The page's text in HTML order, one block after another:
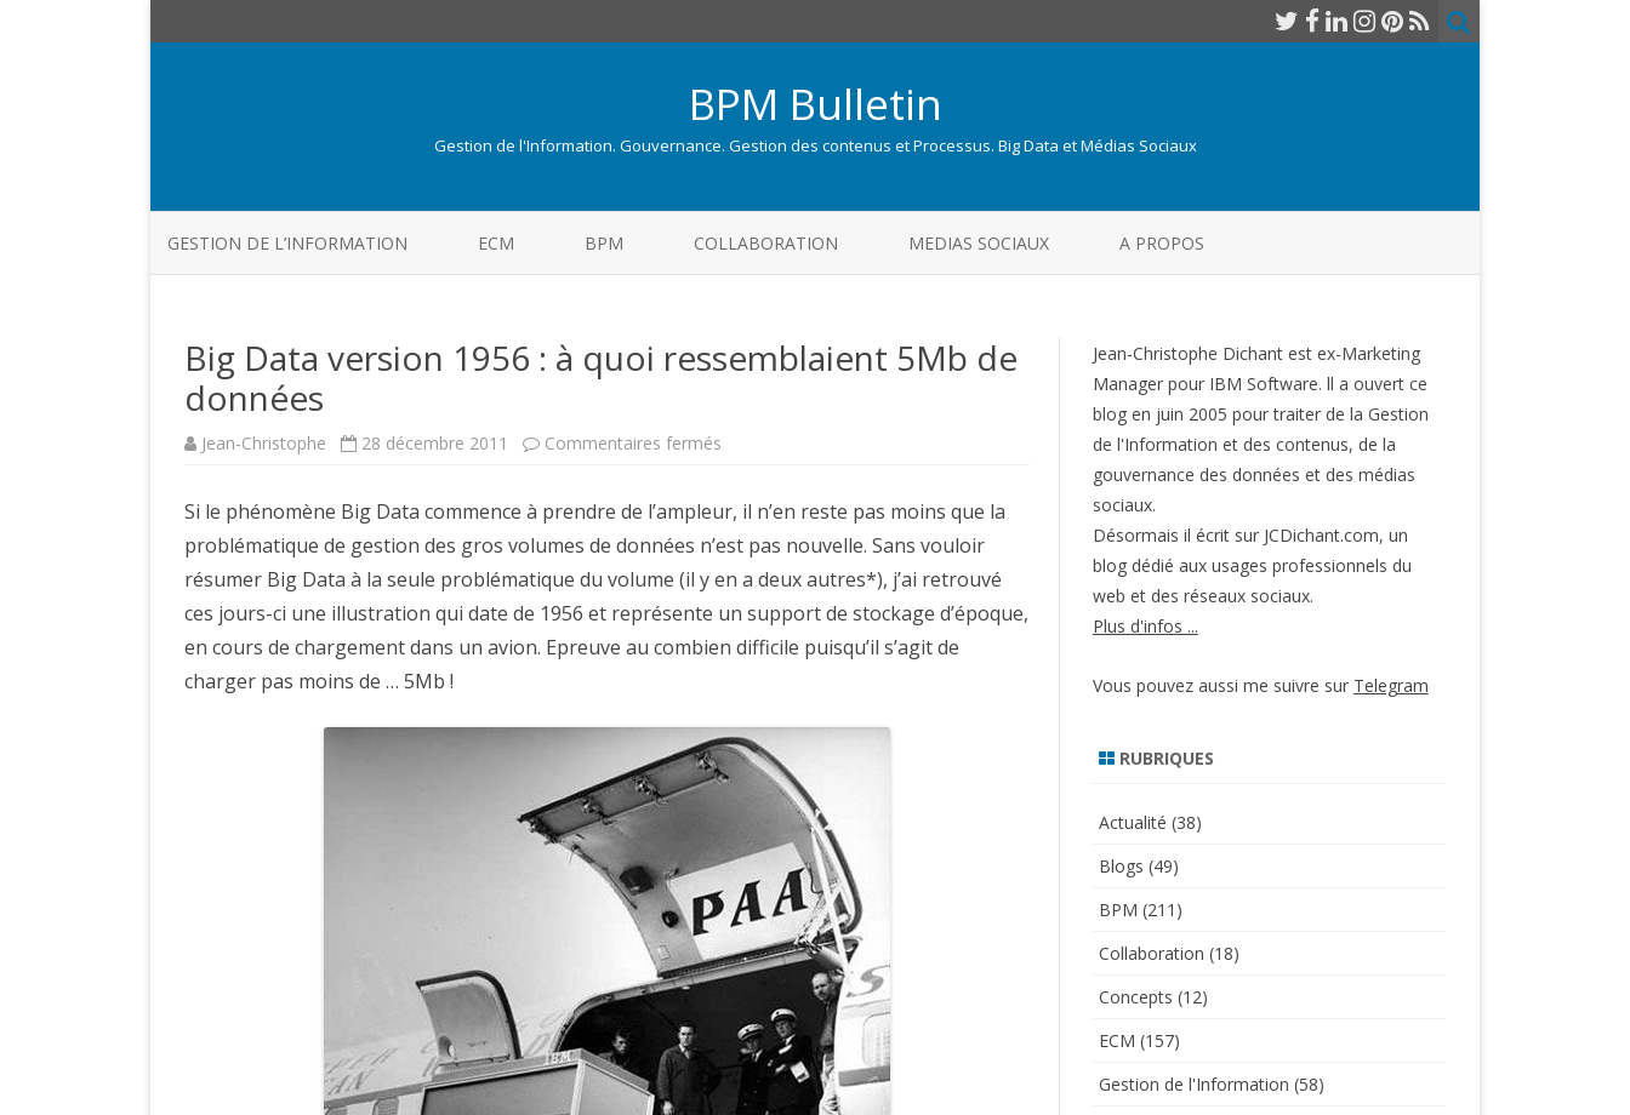
BPM Bulletin
Gestion de l'Information. Gouvernance. Gestion des contenus et Processus. Big Data et Médias Sociaux
to
GESTION DE L’INFORMATION ECM BPM COLLABORATION MEDIAS SOCIAUX A PROPOS
Big Data version 1956 : à quoi ressemblaient 5Mb de
données
Jean-Christophe 28 décembre 2011 Commentaires fermés
1956
:
à
quoi
ressemblaient
5Mb
de
données
Si le phénomène Big Data commence à prendre de l’ampleur, il n’en reste pas moins que la
problématique de gestion des gros volumes de données n’est pas nouvelle. Sans vouloir
résumer Big Data à la seule problématique du volume (il y en a deux autres*), j’ai retrouvé
ces jours-ci une illustration qui date de 1956 et représente un support de stockage d’époque,
en cours de chargement dans un avion. Epreuve au combien difficile puisqu’il s’agit de
charger pas moins de … 5Mb !
Jean-Christophe Dichant est ex-Marketing
Manager pour IBM Software. ll a ouvert ce
blog en juin 2005 pour traiter de la Gestion
de l'Information et des contenus, de la
gouvernance des données et des médias
sociaux.
Désormais il écrit sur JCDichant.com, un
blog dédié aux usages professionnels du
web et des réseaux sociaux.
Plus d'infos ...
Vous pouvez aussi me suivre sur Telegram
RUBRIQUES
Actualité (38)
Blogs (49)
BPM (211)
Collaboration (18)
Concepts (12)
ECM (157)
Gestion de l'Information (58)